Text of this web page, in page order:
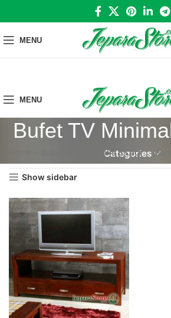
MENU
MENU
Bufet TV
Categories
Bufet TV Minimalis 3 Laci
Show sidebar